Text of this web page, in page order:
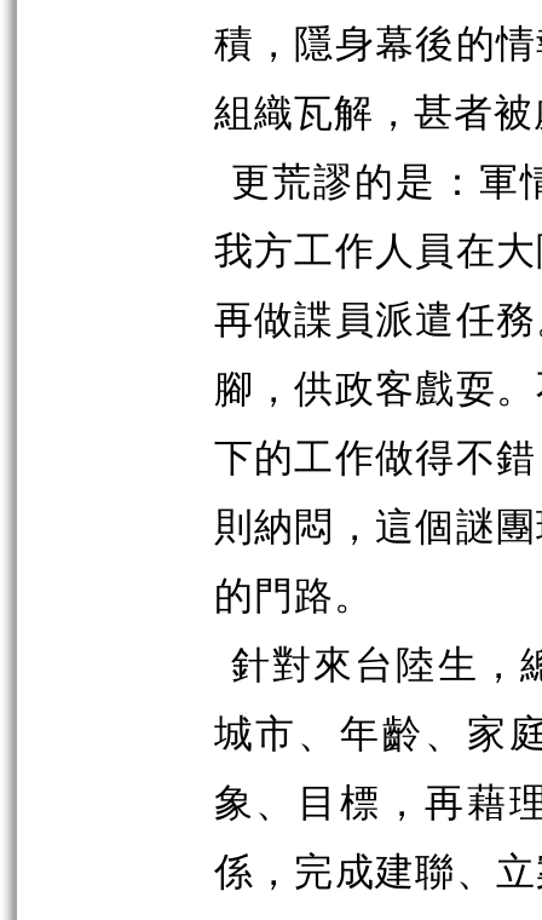
積，隱身幕後的
組織瓦解，甚者
更荒謬的是：軍
我方工作人員在
再做諜員派遣任
腳，供政客戲耍
下的工作做得不
則納悶，這個謎
的門路。
針對來台陸生，
城市、年齡、家
象、目標，再藉
係，完成建聯、